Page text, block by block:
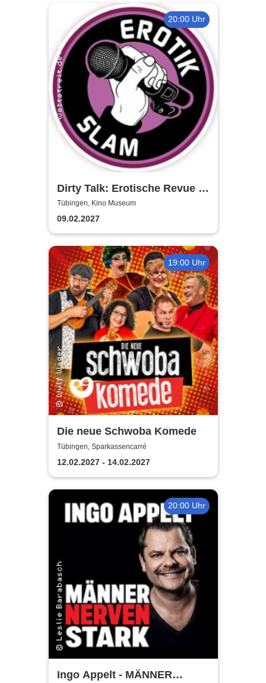
Dinner Shows
20:00 Uhr
Dirty Talk: Erotische Revue in
Tübingen
Tübingen, Kino Museum
09.02.2027
19:00 Uhr
Die neue Schwoba Komede
Tübingen, Sparkassencarré
12.02.2027 - 14.02.2027
20:00 Uhr
Ingo Appelt - MÄNNER